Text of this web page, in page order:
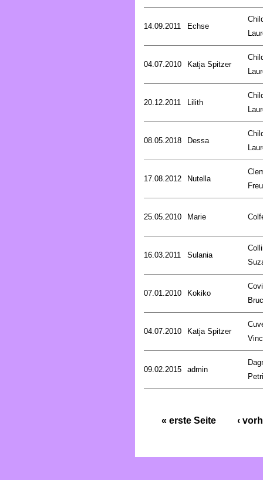
14.09.2011 Echse
04.07.2010 Katja Spitzer
20.12.2011 Lilith
08.05.2018 Dessa
17.08.2012 Nutella
25.05.2010 Marie
16.03.2011 Sulania
07.01.2010 Kokiko
04.07.2010 Katja Spitzer
09.02.2015 admin
« erste Seite ‹